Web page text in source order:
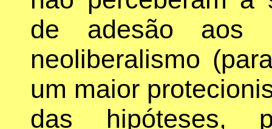
de adesão aos
neoliberalismo
um maior
das hipóteses,